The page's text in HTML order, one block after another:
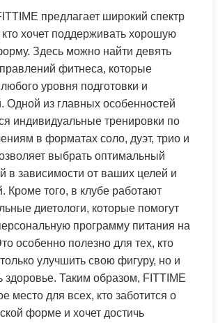
предлагает широкий спектр
кто хочет поддерживать хорошую
Здесь можно найти девять
фитнеса, которые
уровня подготовки и
Одной из главных особенностей
индивидуальные тренировки по
в форматах соло, дуэт, трио и
выбрать оптимальный
в зависимости от ваших целей и
Кроме того, в клубе работают
диетологи, которые помогут
программу питания на
особенно полезно для тех, кто
улучшить свою фигуру, но и
здоровье. Таким образом, FITTIME
место для всех, кто заботится о
форме и хочет достичь